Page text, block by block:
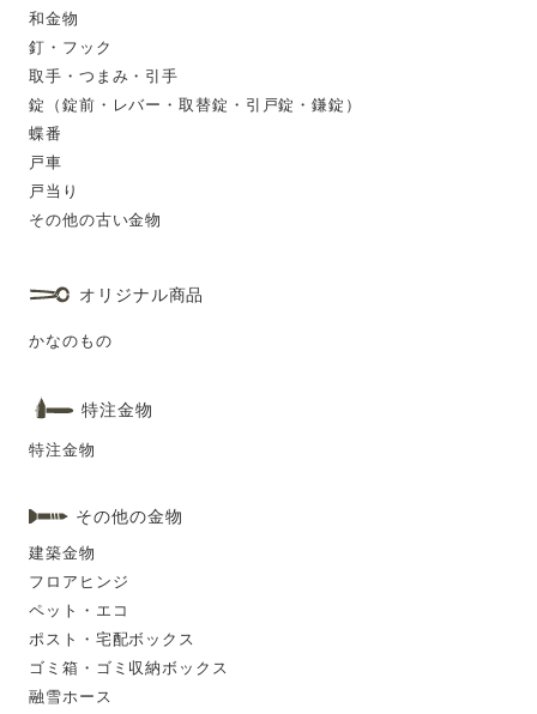
和金物
釘・フック
取手・つまみ・引手
錠（錠前・レバー・取替錠・引戸錠・鎌錠）
蝶番
戸車
戸当り
その他の古い金物
オリジナル商品
かなのもの
特注金物
特注金物
その他の金物
建築金物
フロアヒンジ
ペット・エコ
ポスト・宅配ボックス
ゴミ箱・ゴミ収納ボックス
融雪ホース